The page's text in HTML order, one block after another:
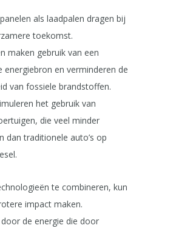
als laadpalen dragen bij
toekomst.
maken gebruik van een
energiebron en verminderen de
van fossiele brandstoffen.
het gebruik van
die veel minder
dan traditionele auto’s op
te combineren, kun
impact maken.
de energie die door